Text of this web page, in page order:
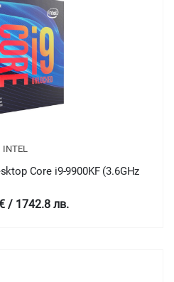
INTEL
Core i9-9900KF (3.6GHz
/ 1742.8 лв.